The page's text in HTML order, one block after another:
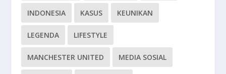
INDONESIA KASUS KEUNIKAN
LEGENDA LIFESTYLE
MANCHESTER UNITED MEDIA SOSIAL